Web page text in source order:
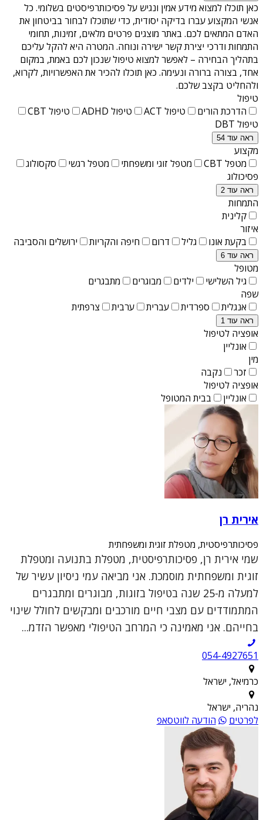
כאן תוכלו למצוא מידע אמין ונגיש על פסיכותרפיסטים בשלומי. כל
אנשי המקצוע עברו בדיקה יסודית, כדי שתוכלו לבחור בביטחון את
האדם המתאים לכם. באתר מוצגים פרטים מלאים, זמינות, תחומי
התמחות ודרכי יצירת קשר ישירה ונוחה. המטרה היא להקל עליכם
בתהליך הבחירה – לאפשר למצוא טיפול שנכון לכם באמת, במקום
אחד, בצורה ברורה ונעימה. כאן תוכלו להכיר את האפשרויות, לקרוא,
ולהחליט בקצב שלכם.
טיפול
הדרכת הורים
טיפול ACT טיפול ADHD
טיפול CBT
טיפול DBT
ראה עוד 54
מקצוע
מטפל CBT
מטפל זוגי ומשפחתי מטפל רגשי
סקסולוג
פסיכולוג
ראה עוד 2
התמחות
קלינית
איזור
בקעת אונו
גליל דרום חיפה והקריות ירושלים והסביבה
ראה עוד 6
מטופל
גיל השלישי
ילדים מבוגרים
מתבגרים
שפה
אנגלית
ספרדית עברית ערבית צרפתית
ראה עוד 1
אופציה לטיפול
אונליין
מין
זכר
נקבה
אופציה לטיפול
אונליין
בבית המטופל
אירית רן
פסיכותרפיסטית, מטפלת זוגית ומשפחתית
שמי אירית רן, פסיכותרפיסטית, מטפלת בתנועה ומטפלת
זוגית ומשפחתית מוסמכת. אני מביאה עמי ניסיון עשיר של
למעלה מ-25 שנה בטיפול בזוגות, מבוגרים ומתבגרים
המתמודדים עם מצבי חיים מורכבים ומבקשים לחולל שינוי
בחייהם. אני מאמינה כי המרחב הטיפולי מאפשר הזדמ...
054-4927651
כרמיאל, ישראל
נהריה, ישראל
לפרטים
הודעה לווטסאפ